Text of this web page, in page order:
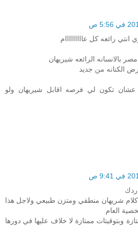
انتي رائعه كل عااااااااام
مصر بالانسانه الرائعه شيريهان
الكنانه من جديد
تكون لي فرصه اقابل شيريهان ولو
شريهان منطقي ومتزن طبيعي ولاجل هذا
العام
وبتوقيتات ممتازة لا خلاف عليها في دورها